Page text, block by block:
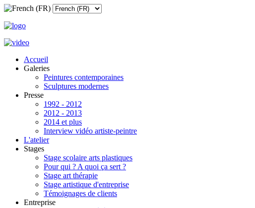
Accueil
Galeries
Peintures contemporaines
Sculptures modernes
Presse
1992 - 2012
2012 - 2013
2014 et plus
Interview vidéo artiste-peintre
L'atelier
Stages
Stage scolaire arts plastiques
Pour qui ? A quoi ça sert ?
Stage art thérapie
Stage artistique d'entreprise
Témoignages de clients
Entreprise